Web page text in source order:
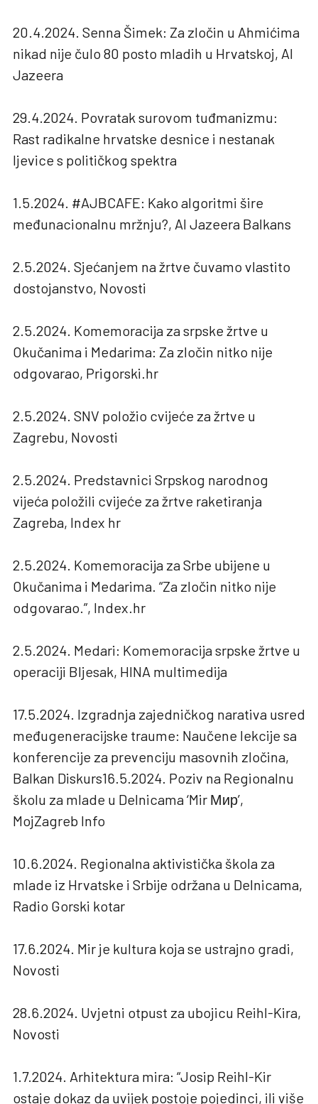
20.4.2024. Senna Šimek: Za zločin u Ahmićima
nikad nije čulo 80 posto mladih u Hrvatskoj, Al
Jazeera
29.4.2024. Povratak surovom tuđmanizmu:
Rast radikalne hrvatske desnice i nestanak
ljevice s političkog spektra
1.5.2024. #AJBCAFE: Kako algoritmi šire
međunacionalnu mržnju?, Al Jazeera Balkans
2.5.2024. Sjećanjem na žrtve čuvamo vlastito
dostojanstvo, Novosti
2.5.2024. Komemoracija za srpske žrtve u
Okučanima i Medarima: Za zločin nitko nije
odgovarao, Prigorski.hr
2.5.2024. SNV položio cvijeće za žrtve u
Zagrebu, Novosti
2.5.2024. Predstavnici Srpskog narodnog
vijeća položili cvijeće za žrtve raketiranja
Zagreba, Index hr
2.5.2024. Komemoracija za Srbe ubijene u
Okučanima i Medarima. “Za zločin nitko nije
odgovarao.”, Index.hr
2.5.2024. Medari: Komemoracija srpske žrtve u
operaciji Bljesak, HINA multimedija
17.5.2024. Izgradnja zajedničkog narativa usred
međugeneracijske traume: Naučene lekcije sa
konferencije za prevenciju masovnih zločina,
Balkan Diskurs16.5.2024. Poziv na Regionalnu
školu za mlade u Delnicama ‘Mir Мир’,
MojZagreb Info
10.6.2024. Regionalna aktivistička škola za
mlade iz Hrvatske i Srbije održana u Delnicama,
Radio Gorski kotar
17.6.2024. Mir je kultura koja se ustrajno gradi,
Novosti
28.6.2024. Uvjetni otpust za ubojicu Reihl-Kira,
Novosti
1.7.2024. Arhitektura mira: “Josip Reihl-Kir
ostaje dokaz da uvijek postoje pojedinci, ili više